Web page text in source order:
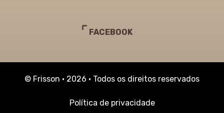
FACEBOOK
© Frisson • 2026 • Todos os direitos reservados
Política de privacidade